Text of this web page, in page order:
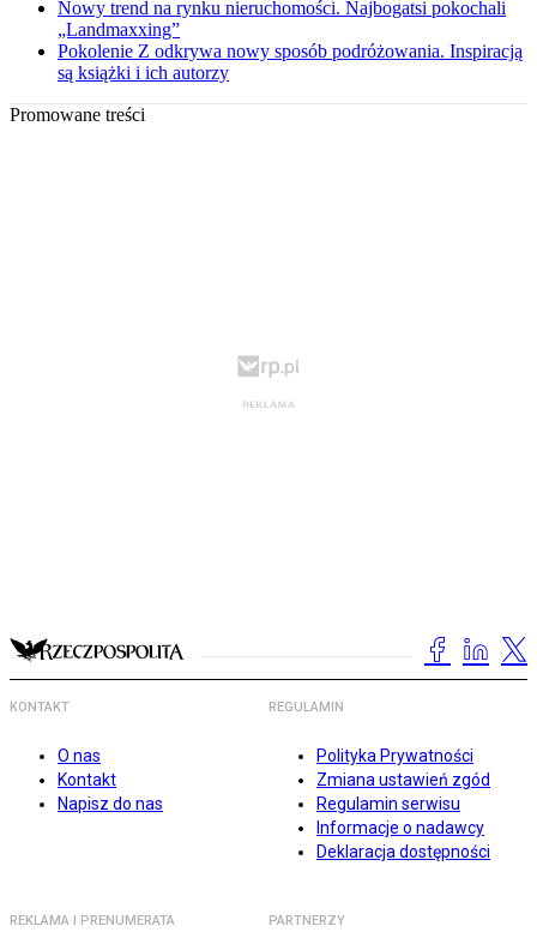
Nowy trend na rynku nieruchomości. Najbogatsi pokochali
„Landmaxxing”
Pokolenie Z odkrywa nowy sposób podróżowania. Inspiracją
są książki i ich autorzy
Promowane treści
KONTAKT
O nas
Kontakt
Napisz do nas
REGULAMIN
Polityka Prywatności
Zmiana ustawień zgód
Regulamin serwisu
Informacje o nadawcy
Deklaracja dostępności
REKLAMA I PRENUMERATA PARTNERZY